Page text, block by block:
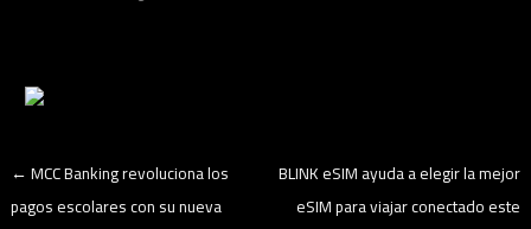
←MCC Banking revoluciona los
pagos escolares con su nueva
BLINK eSIM ayuda a elegir la mejor
eSIM para viajar conectado este